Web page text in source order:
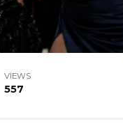
VIEWS
557